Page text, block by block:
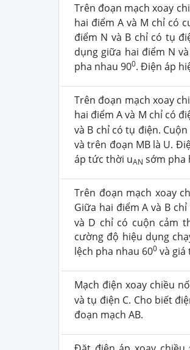
Trên đoạn mạch xoay
hai điểm A và M chỉ có
điểm N và B chỉ có tụ
dụng giữa hai điểm N
pha nhau 900. Điện áp
Trên đoạn mạch xoay
hai điểm A và M chỉ có
và B chỉ có tụ điện.
và trên đoạn MB là U.
áp tức thời uAN sớm pha
Trên đoạn mạch xoay
Giữa hai điểm A và B
và D chỉ có cuộn cảm
cường độ hiệu dụng
lệch pha nhau 600 và giá
Mạch điện xoay chiều
và tụ điện C. Cho biết
đoạn mạch AB.